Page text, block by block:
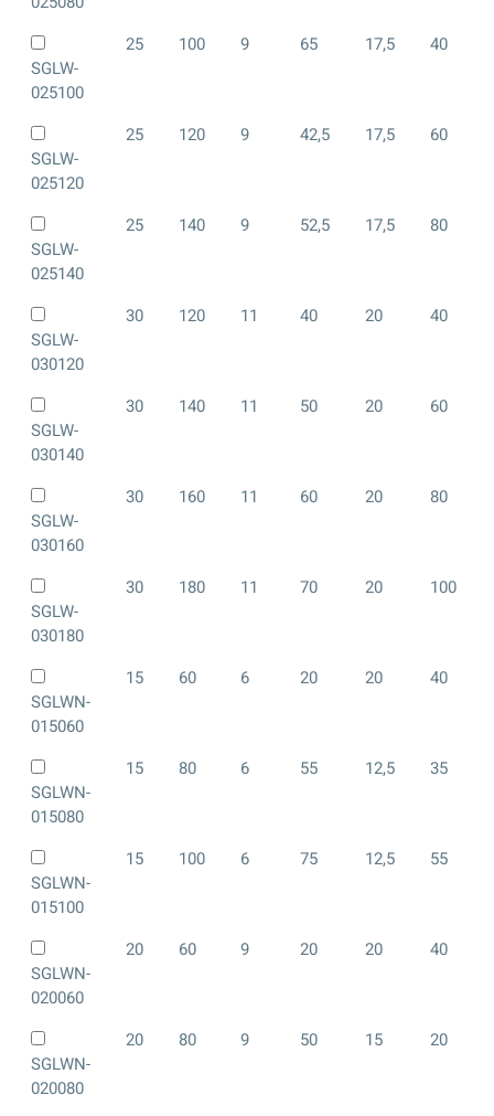
SGLW-
025100
25 100 9 65 17,5 40
SGLW-
025120
25 120 9 42,5 17,5 60
SGLW-
025140
25 140 9 52,5 17,5 80
SGLW-
030120
30 120 11 40 20 40
SGLW-
030140
30 140 11 50 20 60
SGLW-
030160
30 160 11 60 20 80
SGLW-
030180
30 180 11 70 20 100
SGLWN-
015060
15 60 6 20 20 40
SGLWN-
015080
15 80 6 55 12,5 35
SGLWN-
015100
15 100 6 75 12,5 55
SGLWN-
020060
20 60 9 20 20 40
SGLWN-
020080
20 80 9 50 15 20